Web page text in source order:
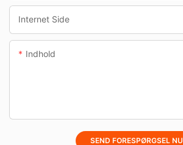
Internet Side
Indhold
SEND FORESPØRGSEL NU